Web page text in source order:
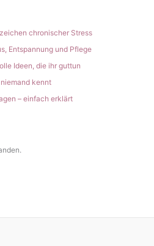
chronischer Stress
Entspannung und Pflege
Ideen, die ihr guttun
kennt
– einfach erklärt